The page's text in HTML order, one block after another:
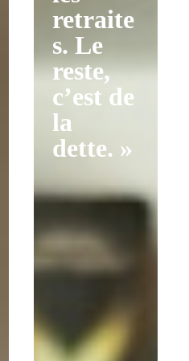
retraite
s. Le
reste,
c’est de
la
dette. »